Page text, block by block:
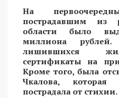
На
пострадавшим из
области было
миллиона
лишившихся
сертификаты на
Кроме того, была
Чкалова, которая
пострадала от стихии.